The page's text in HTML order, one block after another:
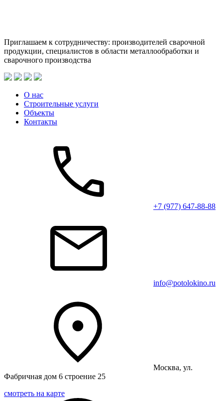
Приглашаем к сотрудничеству: производителей сварочной
продукции, специалистов в области металлообработки и
сварочного производства
О нас
Строительные услуги
Объекты
Контакты
+7 (977) 647-88-88
info@potolokino.ru
Москва, ул.
Фабричная дом 6 строение 25
смотреть на карте